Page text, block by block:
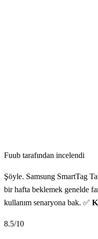
Fuub tarafından incelendi
Şöyle. Samsung SmartTag
bir hafta beklemek genelde
kullanım senaryona bak. ✅
8.5/10